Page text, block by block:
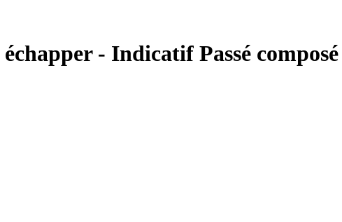
échapper - Indicatif Passé composé